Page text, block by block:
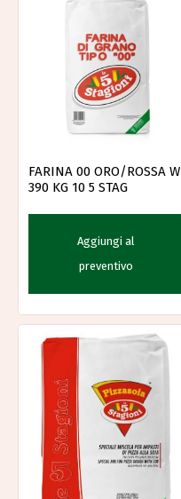
FARINA 00 ORO/ROSSA W
390 KG 10 5 STAG
Aggiungi al
preventivo